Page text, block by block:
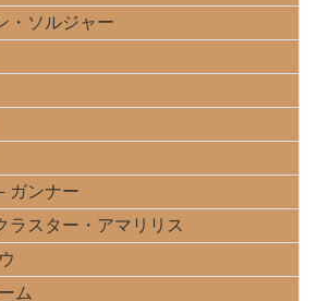
・ソルジャー
ガンナー
ラスター・アマリリス
ム